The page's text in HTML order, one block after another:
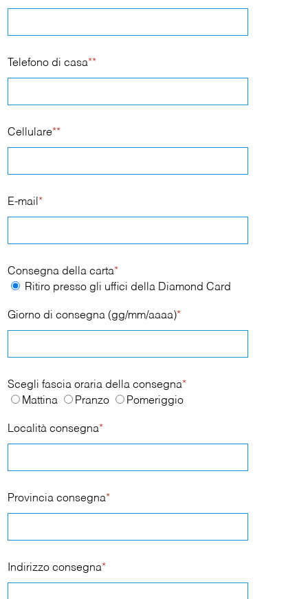
Telefono di casa**
Cellulare**
E-mail *
Consegna della carta*
Ritiro presso gli uffici della Diamond Card
Giorno di consegna (gg/mm/aaaa)*
Scegli fascia oraria della consegna*
Mattina
Pranzo Pomeriggio
Località consegna*
Provincia consegna*
Indirizzo consegna*